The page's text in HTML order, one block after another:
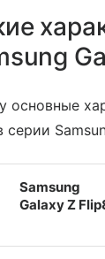
основные
Samsung
Galaxy Z